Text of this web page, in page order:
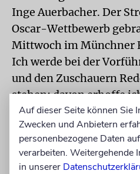
Inge Auerbacher. Der
Oscar-Wettbewerb
Mittwoch im Münchner
Ich werde bei der
und den Zuschauern
stehen; davon erhoffe
Menge. Was Geld
Moment nicht sehr gut
Fernsehen schuldet mir
habe Geldsorgen. Und
Auf dieser Seite können Sie
Zwecken und Anbietern
personenbezogene Daten
verarbeiten. Weitergehende
in unserer